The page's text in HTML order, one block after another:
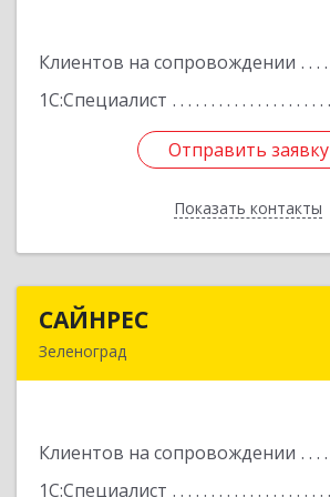
Клиентов на сопровождении
1С:Специалист
Отправить заявку
Показать контакты
Отправить заявку
Назад
САЙНРЕС
Зеленоград
Клиентов на сопровождении
1С:Специалист